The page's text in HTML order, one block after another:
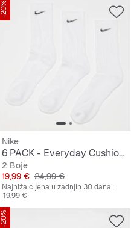
-20%
Nike
6 PACK - Everyday Cushioned Training Crew Socks
2 Boje
Cijena
19,99 € Originalna cijena
24,99 €
Najniža cijena u zadnjih 30 dana:
19,99 €
-20%